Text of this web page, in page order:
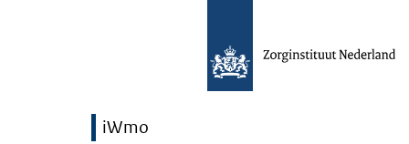
iWmo